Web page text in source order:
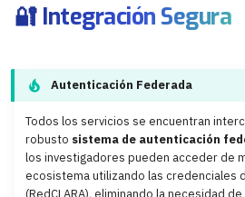
🔐 Integración Segura
Autenticación Federada
Todos los servicios se encuentran
robusto sistema de autenticación
los investigadores pueden acceder de
ecosistema utilizando las credenciales